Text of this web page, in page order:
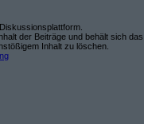
der Beiträge und behält sich das
Inhalt zu löschen.